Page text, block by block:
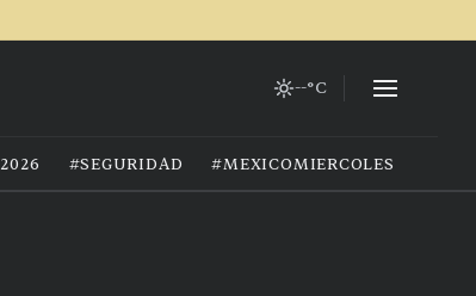
--°C
#SEGURIDAD #MEXICOMIERCOLES